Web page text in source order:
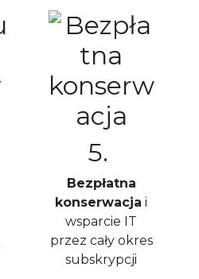
5.
Bezpłatna
konserwacja i
wsparcie IT
przez cały okres
subskrypcji